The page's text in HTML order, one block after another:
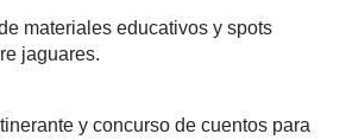
materiales educativos y spots
jaguares.​
y concurso de cuentos para